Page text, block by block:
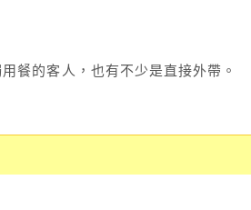
餐的客人，也有不少是直接外帶。